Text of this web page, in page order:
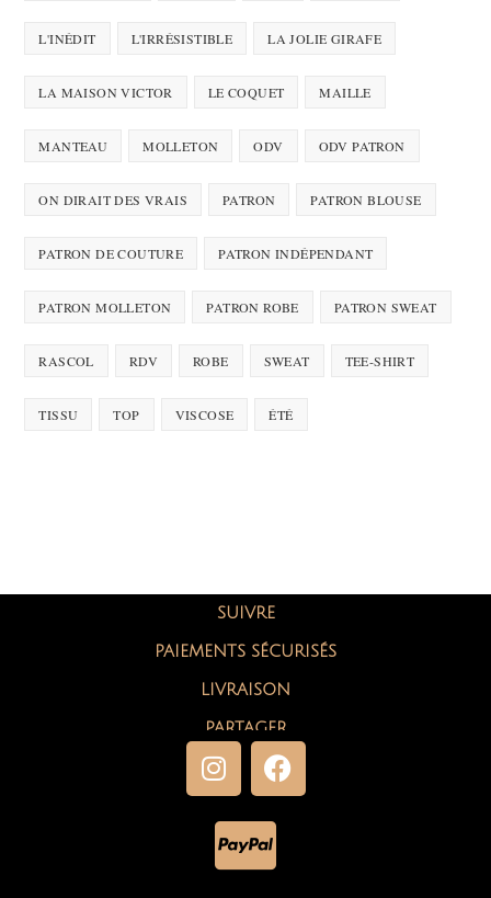
L'INÉDIT L'IRRÉSISTIBLE LA JOLIE GIRAFE
LA MAISON VICTOR LE COQUET MAILLE
MANTEAU MOLLETON ODV ODV PATRON
ON DIRAIT DES VRAIS PATRON PATRON BLOUSE
PATRON DE COUTURE PATRON INDÉPENDANT
PATRON MOLLETON PATRON ROBE PATRON SWEAT
RASCOL RDV ROBE SWEAT TEE-SHIRT
TISSU TOP VISCOSE ÉTÉ
SUIVRE
PAIEMENTS SÉCURISÉS
LIVRAISON
PARTAGER